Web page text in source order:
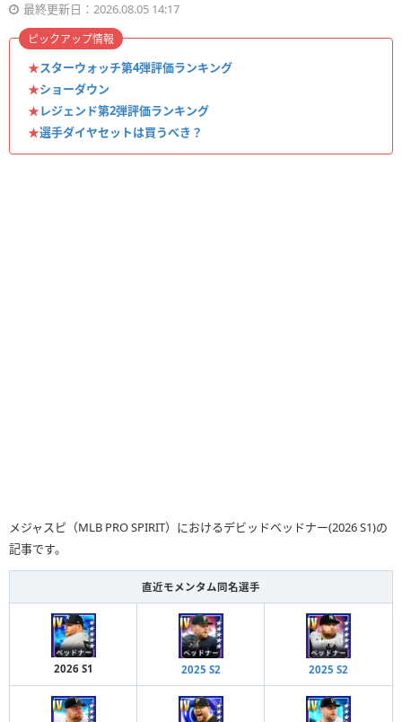
最終更新日：2026.08.05 14:17
★スターウォッチ第4弾評価ランキング
★ショーダウン
★レジェンド第2弾評価ランキング
★選手ダイヤセットは買うべき？
ピックアップ情報
メジャスピ（MLB PRO SPIRIT）におけるデビッドベッドナー(2026 S1)の
記事です。
直近モメンタム同名選手
2026 S1 2025 S2 2025 S2